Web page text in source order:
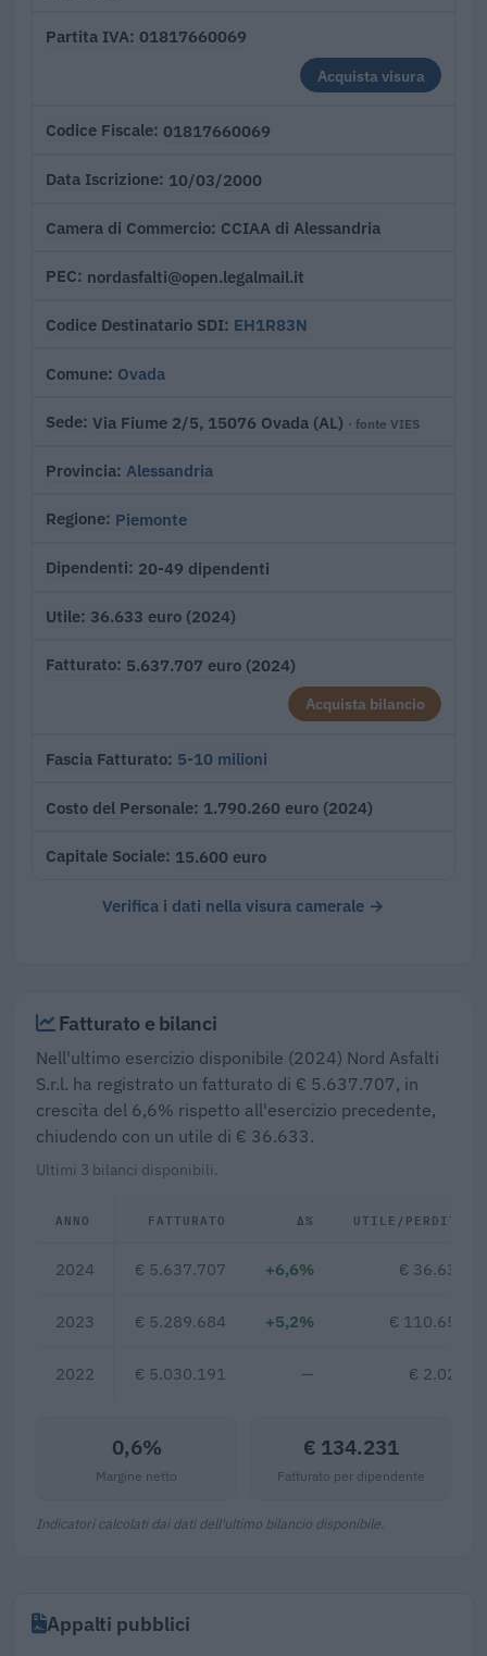
Partita IVA 01817660069
Acquista visura
Codice Fiscale 01817660069
Data Iscrizione 10/03/2000
Camera di Commercio CCIAA di Alessandria
PEC nordasfalti@open.legalmail.it
Codice Destinatario SDI EH1R83N
Comune Ovada
Sede Via Fiume 2/5, 15076 Ovada (AL) · fonte VIES
Provincia Alessandria
Regione Piemonte
Dipendenti 20-49 dipendenti
Utile 36.633 euro (2024)
Fatturato 5.637.707 euro (2024)
Acquista bilancio
Fascia Fatturato 5-10 milioni
Costo del Personale 1.790.260 euro (2024)
Capitale Sociale 15.600 euro
Verifica i dati nella visura camerale →
Fatturato e bilanci
Nell'ultimo esercizio disponibile (2024) Nord Asfalti
S.r.l. ha registrato un fatturato di € 5.637.707, in
crescita del 6,6% rispetto all'esercizio precedente,
chiudendo con un utile di € 36.633.
Ultimi 3 bilanci disponibili.
ANNO FATTURATO Δ% UTILE/PERDITA
2024 € 5.637.707 +6,6% € 36.633
2023 € 5.289.684 +5,2% € 110.657
2022 € 5.030.191 — € 2.028
0,6%
Margine netto
€ 134.231
Fatturato per dipendente
Indicatori calcolati dai dati dell'ultimo bilancio disponibile.
Appalti pubblici